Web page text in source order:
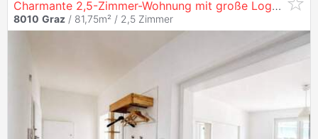
Charmante 2,5-Zimmer-Wohnung mit große Loggia in Bestlage von
8010 Graz / 81,75m² / 2,5 Zimmer